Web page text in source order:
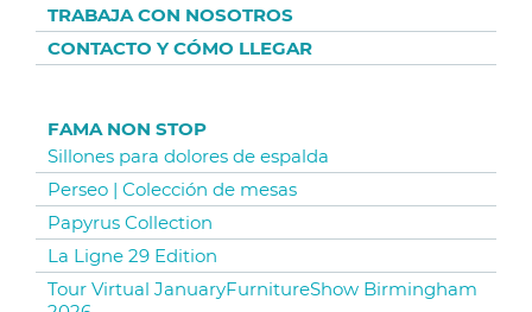
TRABAJA CON NOSOTROS
CONTACTO Y CÓMO LLEGAR
FAMA NON STOP
Sillones para dolores de espalda
Perseo | Colección de mesas
Papyrus Collection
La Ligne 29 Edition
Tour Virtual JanuaryFurnitureShow Birmingham